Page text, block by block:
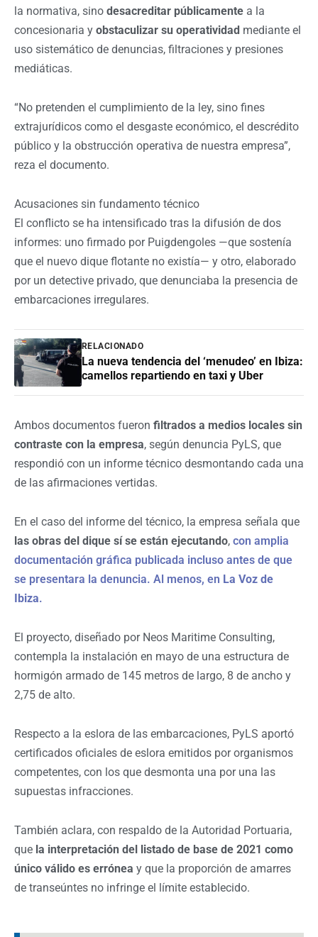
la normativa, sino desacreditar públicamente a la
concesionaria y obstaculizar su operatividad mediante el
uso sistemático de denuncias, filtraciones y presiones
mediáticas.
“No pretenden el cumplimiento de la ley, sino fines
extrajurídicos como el desgaste económico, el descrédito
público y la obstrucción operativa de nuestra empresa”,
reza el documento.
Acusaciones sin fundamento técnico
El conflicto se ha intensificado tras la difusión de dos
informes: uno firmado por Puigdengoles —que sostenía
que el nuevo dique flotante no existía— y otro, elaborado
por un detective privado, que denunciaba la presencia de
embarcaciones irregulares.
RELACIONADO
La nueva tendencia del ‘menudeo’ en Ibiza:
camellos repartiendo en taxi y Uber
Ambos documentos fueron filtrados a medios locales sin
contraste con la empresa, según denuncia PyLS, que
respondió con un informe técnico desmontando cada una
de las afirmaciones vertidas.
En el caso del informe del técnico, la empresa señala que
las obras del dique sí se están ejecutando, con amplia
documentación gráfica publicada incluso antes de que
se presentara la denuncia. Al menos, en La Voz de
Ibiza.
El proyecto, diseñado por Neos Maritime Consulting,
contempla la instalación en mayo de una estructura de
hormigón armado de 145 metros de largo, 8 de ancho y
2,75 de alto.
Respecto a la eslora de las embarcaciones, PyLS aportó
certificados oficiales de eslora emitidos por organismos
competentes, con los que desmonta una por una las
supuestas infracciones.
También aclara, con respaldo de la Autoridad Portuaria,
que la interpretación del listado de base de 2021 como
único válido es errónea y que la proporción de amarres
de transeúntes no infringe el límite establecido.